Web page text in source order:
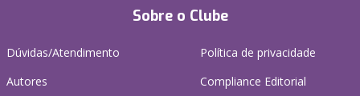
Sobre o Clube
Dúvidas/Atendimento
Autores
Política de privacidade
Compliance Editorial